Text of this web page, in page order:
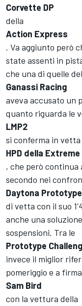
Corvette DP
della
Action Express
. Va aggiunto però
state assenti in
che una di quelle
Ganassi Racing
aveva accusato un
quanto riguarda le
LMP2
si conferma in vetta
HPD della
, che però continua
secondo nei
Daytona Prototype
di vetta con il suo
anche una
sospensioni. Tra le
Prototype
invece il miglior
pomeriggio e a
Sam Bird
con la vettura della